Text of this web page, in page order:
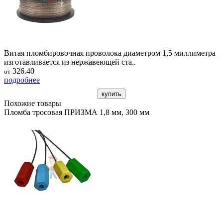
Витая пломбировочная проволока диаметром 1,5 миллиметра
изготавливается из нержавеющей ста..
от 326.40
подробнее
купить
Похожие товары
Пломба тросовая ПРИЗМА 1,8 мм, 300 мм